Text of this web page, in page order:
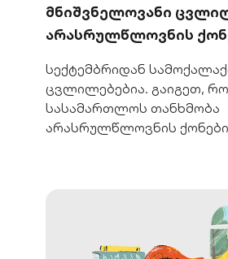
მნიშვნელოვანი
არასრულწლოვნის
სექტემბრიდან
ცვლილებებია. გაიგეთ,
სასამართლოს თანხმობა
არასრულწლოვნის